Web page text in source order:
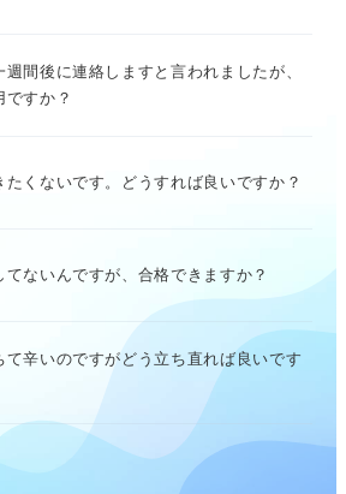
間後に連絡しますと言われましたが、
ですか？
たくないです。どうすれば良いですか？
ないんですが、合格できますか？
て辛いのですがどう立ち直れば良いです